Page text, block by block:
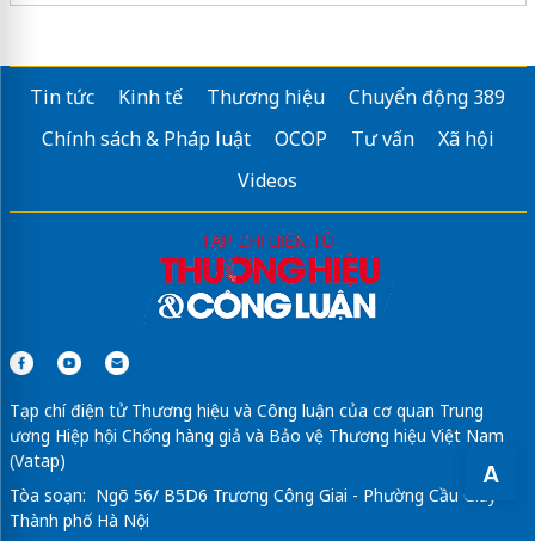
A
Tin tức Kinh tế Thương hiệu
Chuyển động 389
Chính sách & Pháp luật
OCOP Tư vấn
Xã hội
Videos
Tạp chí điện tử Thương hiệu và Công luận của cơ quan Trung
ương Hiệp hội Chống hàng giả và Bảo vệ Thương hiệu Việt Nam
(Vatap)
Tòa soạn: Ngõ 56/ B5D6 Trương Công Giai - Phường Cầu Giấy -
Thành phố Hà Nội